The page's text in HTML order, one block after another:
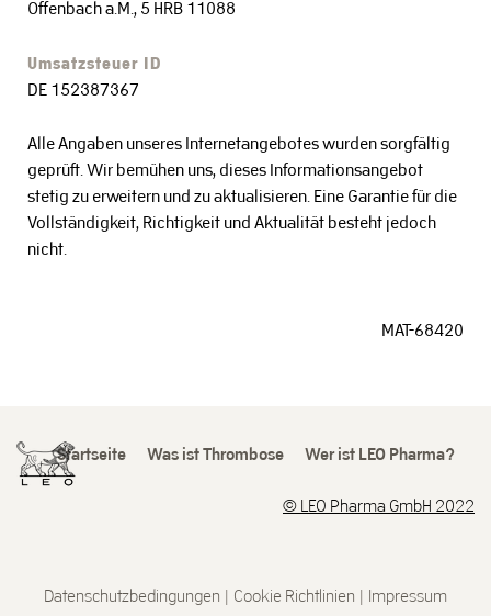
Offenbach a.M., 5 HRB 11088
Umsatzsteuer ID
DE 152387367
Alle Angaben unseres Internetangebotes wurden sorgfältig
geprüft. Wir bemühen uns, dieses Informationsangebot
stetig zu erweitern und zu aktualisieren. Eine Garantie für die
Vollständigkeit, Richtigkeit und Aktualität besteht jedoch
nicht.
MAT-68420
Startseite Was ist Thrombose Wer ist LEO Pharma?
© LEO Pharma GmbH 2022
Datenschutzbedingungen Cookie Richtlinien Impressum